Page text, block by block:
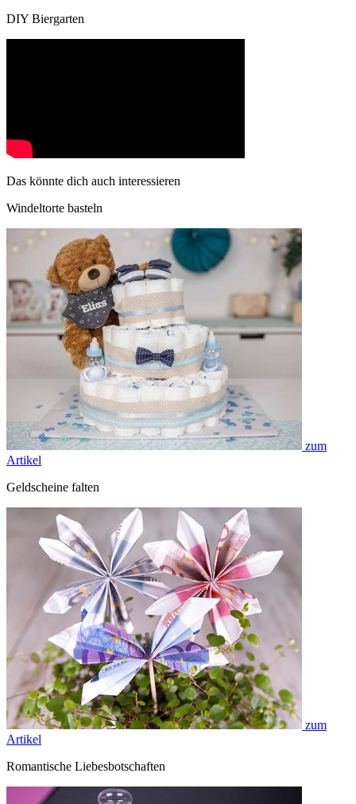
DIY Biergarten
Das könnte dich auch interessieren
Windeltorte basteln
zum
Artikel
Geldscheine falten
zum
Artikel
Romantische Liebesbotschaften